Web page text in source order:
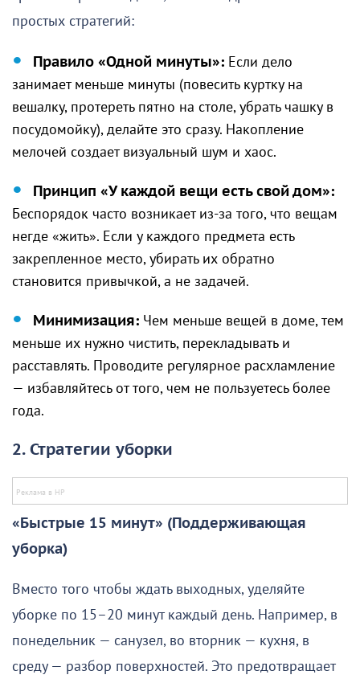
простых стратегий:
Правило «Одной минуты»: Если дело
занимает меньше минуты (повесить куртку на
вешалку, протереть пятно на столе, убрать чашку в
посудомойку), делайте это сразу. Накопление
мелочей создает визуальный шум и хаос.
Принцип «У каждой вещи есть свой дом»:
Беспорядок часто возникает из-за того, что вещам
негде «жить». Если у каждого предмета есть
закрепленное место, убирать их обратно
становится привычкой, а не задачей.
Минимизация: Чем меньше вещей в доме, тем
меньше их нужно чистить, перекладывать и
расставлять. Проводите регулярное расхламление
— избавляйтесь от того, чем не пользуетесь более
года.
2. Стратегии уборки
«Быстрые 15 минут» (Поддерживающая
уборка)
Вместо того чтобы ждать выходных, уделяйте
уборке по 15–20 минут каждый день. Например, в
понедельник — санузел, во вторник — кухня, в
среду — разбор поверхностей. Это предотвращает